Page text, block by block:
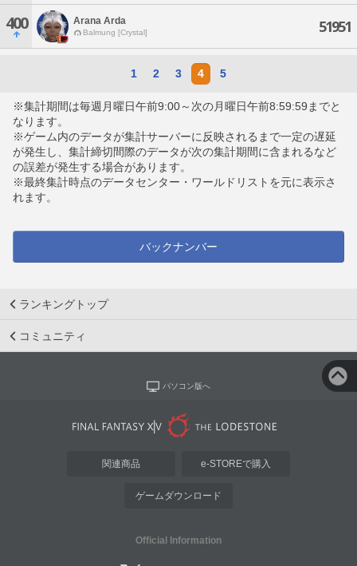
400 Arana Arda
Balmung [Crystal] 51951
1 2 3 4 5
※集計期間は毎週月曜日午前9:00～次の月曜日午前8:59:59までと
なります。
※ゲーム内のデータが集計サーバーに反映されるまで一定の遅延
が発生し、集計締切間際のデータが次の集計期間に含まれるなど
の誤差が発生する場合があります。
※最終集計時点のデータセンター・ワールドリストを元に表示さ
れます。
バックナンバー
ランキングトップ
コミュニティ
パソコン版へ
関連商品 e-STOREで購入
ゲームダウンロード
Official Information